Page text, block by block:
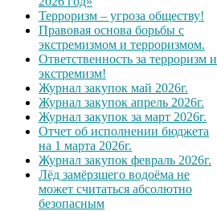
Терроризм – угроза обществу!
Правовая основа борьбы с
экстремизмом и терроризмом.
Ответственность за терроризм и
экстремизм!
Журнал закупок май 2026г.
Журнал закупок апрель 2026г.
Журнал закупок за март 2026г.
Отчет об исполнении бюджета
на 1 марта 2026г.
Журнал закупок февраль 2026г.
Лёд замёрзшего водоёма не
может считаться абсолютно
безопасным